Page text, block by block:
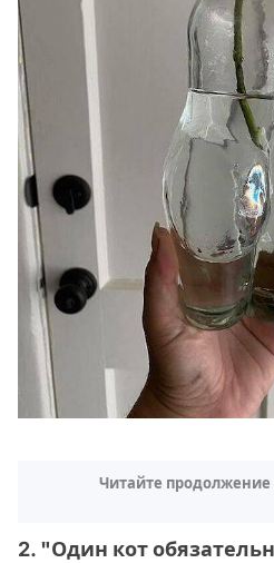
Читайте продолжение
2. "Один кот